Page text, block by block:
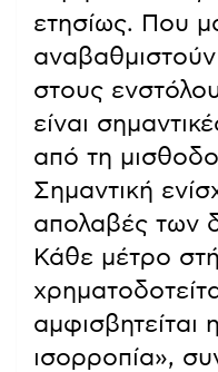
ετησίως. Που
στους
είναι
από τη
Σημαντική
απολαβές των
Κάθε μέτρο
αμφισβητείται
ισορροπία»,